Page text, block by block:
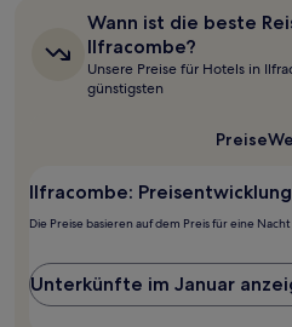
können
zusätzliche
Bedingungen
Wann
ist
die
beste
Reisezeit
Wann ist die beste
Ilfracombe?
Unsere Preise für Hotels in
günstigsten
Preise
Ilfracombe:
Die Preise basieren auf dem Preis für eine
Unterkünfte im Januar